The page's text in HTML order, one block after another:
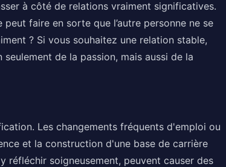
à côté de relations vraiment significatives.
faire en sorte que l’autre personne ne se
? Si vous souhaitez une relation stable,
de la passion, mais aussi de la
Les changements fréquents d'emploi ou
et la construction d'une base de carrière
réfléchir soigneusement, peuvent causer des